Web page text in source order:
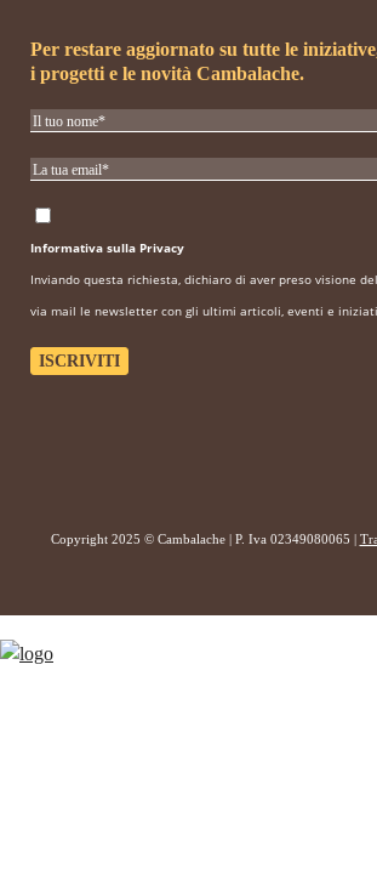
Per restare aggiornato su tutte le
i progetti e le novità Cambalache.
Informativa sulla Privacy
Inviando questa richiesta, dichiaro di aver preso visione
via mail le newsletter con gli ultimi articoli, eventi e
Copyright 2025 © Cambalache | P. Iva 02349080065 |